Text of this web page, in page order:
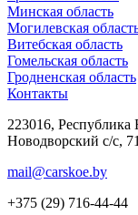
Минская область
Могилевская
Витебская область
Гомельская область
Гродненская область
Контакты
223016,
Новодворский с/с,
mail@carskoe.by
+375 (29) 716-44-44